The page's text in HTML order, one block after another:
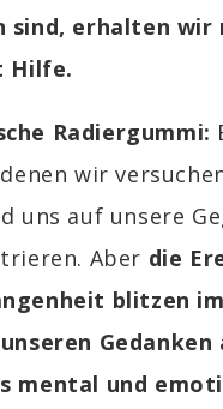
sind, erhalten wir
Hilfe.
Radiergummi:
wir
uns auf unsere
Aber die
blitzen
Gedanken
mental und